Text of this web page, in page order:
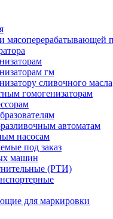
мясоперерабатывающей
гм
сливочного масла
гомогенизаторам
автоматам
насосам
под заказ
машин
(РТИ)
для маркировки